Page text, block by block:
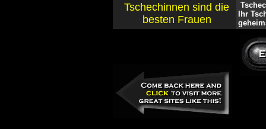
Tschechinnen sind die
besten Frauen
Ihr